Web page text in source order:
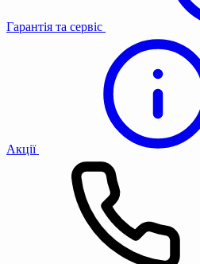
Гарантія та сервіс
Акції